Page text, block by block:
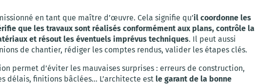
en tant que maître d’œuvre. Cela signifie qu’il coordonne les
que les travaux sont réalisés conformément aux plans, contrôle la
et résout les éventuels imprévus techniques. Il peut aussi
de chantier, rédiger les comptes rendus, valider les étapes clés.
permet d’éviter les mauvaises surprises : erreurs de construction,
délais, finitions bâclées… L’architecte est le garant de la bonne